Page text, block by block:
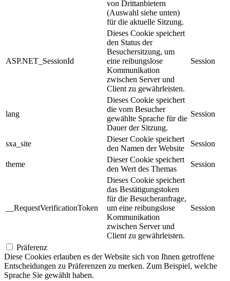
von Drittanbietern
(Auswahl siehe unten)
für die aktuelle Sitzung.
ASP.NET_SessionId
Dieses Cookie speichert
den Status der
Besuchersitzung, um
eine reibungslose
Kommunikation
zwischen Server und
Client zu gewährleisten.
Session
lang
Dieses Cookie speichert
die vom Besucher
gewählte Sprache für die
Dauer der Sitzung.
Session
sxa_site
Dieser Cookie speichert
den Namen der Website
Session
theme
Dieser Cookie speichert
den Wert des Themas
Session
__RequestVerificationToken
Dieses Cookie speichert
das Bestätigungstoken
für die Besucheranfrage,
um eine reibungslose
Kommunikation
zwischen Server und
Client zu gewährleisten.
Session
Präferenz
Diese Cookies erlauben es der Website sich von Ihnen getroffene
Entscheidungen zu Präferenzen zu merken. Zum Beispiel, welche
Sprache Sie gewählt haben.